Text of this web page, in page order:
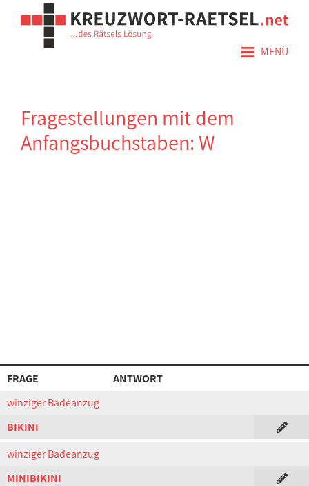
≡ MENÜ
Fragestellungen mit dem
Anfangsbuchstaben: W
FRAGE
ANTWORT
winziger Badeanzug
BIKINI
winziger Badeanzug
MINIBIKINI